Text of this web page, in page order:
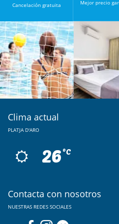
Cancelación gratuita Mejor precio
Clima actual
PLATJA D'ARO
26ºC
Contacta con nosotros
NUESTRAS REDES SOCIALES